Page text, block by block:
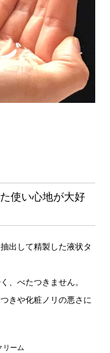
使い心地が大好
出して精製した液状タ
、べたつきません。
きや化粧ノリの悪さに
リーム